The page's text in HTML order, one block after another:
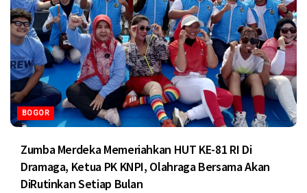
BOGOR
Zumba Merdeka Memeriahkan HUT KE-81 RI Di
Dramaga, Ketua PK KNPI, Olahraga Bersama Akan
DiRutinkan Setiap Bulan